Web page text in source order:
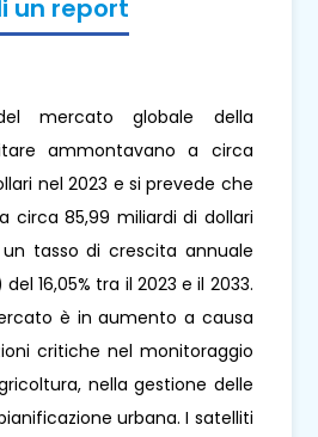
un report
mercato globale della
ammontavano a circa
nel 2023 e si prevede che
circa 85,99 miliardi di dollari
tasso di crescita annuale
16,05% tra il 2023 e il 2033.
è in aumento a causa
critiche nel monitoraggio
nella gestione delle
urbana. I satelliti